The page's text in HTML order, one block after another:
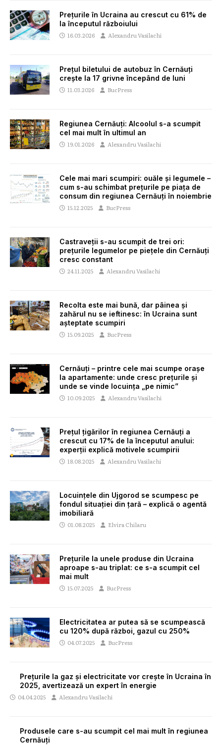
Prețurile în Ucraina au crescut cu 61% de
la începutul războiului
16.03.2026 Alexandru Vasilachi
Prețul biletului de autobuz în Cernăuți
crește la 17 grivne începând de luni
11.03.2026 BucPress
Regiunea Cernăuți: Alcoolul s-a scumpit
cel mai mult în ultimul an
19.01.2026 Alexandru Vasilachi
Cele mai mari scumpiri: ouăle și legumele –
cum s-au schimbat prețurile pe piața de
consum din regiunea Cernăuți în noiembrie
15.12.2025 BucPress
Castraveții s-au scumpit de trei ori:
prețurile legumelor pe piețele din Cernăuți
cresc constant
24.11.2025 Alexandru Vasilachi
Recolta este mai bună, dar pâinea și
zahărul nu se ieftinesc: în Ucraina sunt
așteptate scumpiri
15.09.2025 BucPress
Cernăuți – printre cele mai scumpe orașe
la apartamente: unde cresc prețurile și
unde se vinde locuința „pe nimic”
10.09.2025 Alexandru Vasilachi
Prețul țigărilor în regiunea Cernăuți a
crescut cu 17% de la începutul anului:
experții explică motivele scumpirii
18.08.2025 Alexandru Vasilachi
Locuințele din Ujgorod se scumpesc pe
fondul situației din țară – explică o agentă
imobiliară
01.08.2025 Elvira Chilaru
Prețurile la unele produse din Ucraina
aproape s-au triplat: ce s-a scumpit cel
mai mult
15.07.2025 BucPress
Electricitatea ar putea să se scumpească
cu 120% după război, gazul cu 250%
04.07.2025 BucPress
Prețurile la gaz și electricitate vor crește în Ucraina în
2025, avertizează un expert în energie
04.04.2025 Alexandru Vasilachi
Produsele care s-au scumpit cel mai mult în regiunea
Cernăuți